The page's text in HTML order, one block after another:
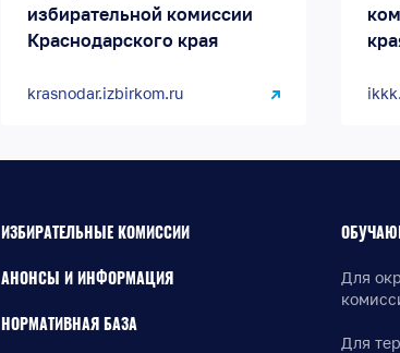
избирательной комиссии
Краснодарского края
krasnodar.izbirkom.ru
ИЗБИРАТЕЛЬНЫЕ КОМИССИИ
АНОНСЫ И ИНФОРМАЦИЯ
НОРМАТИВНАЯ БАЗА
Для
Для